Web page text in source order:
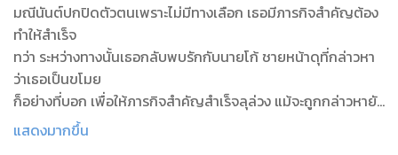
มณีนันต์ปกปิดตัวตนเพราะไม่มีทางเลือก เธอมีภารกิจสำคัญต้อง
ทำให้สำเร็จ
ทว่า ระหว่างทางนั้นเธอกลับพบรักกับนายโก้ ชายหน้าดุที่กล่าวหา
ว่าเธอเป็นขโมย
ก็อย่างที่บอก เพื่อให้ภารกิจสำคัญสำเร็จลุล่วง แม้จะถูกกล่าวหายัง
ไง เธอก็ต้องเดินหน้าต่อไป
แสดงมากขึ้น